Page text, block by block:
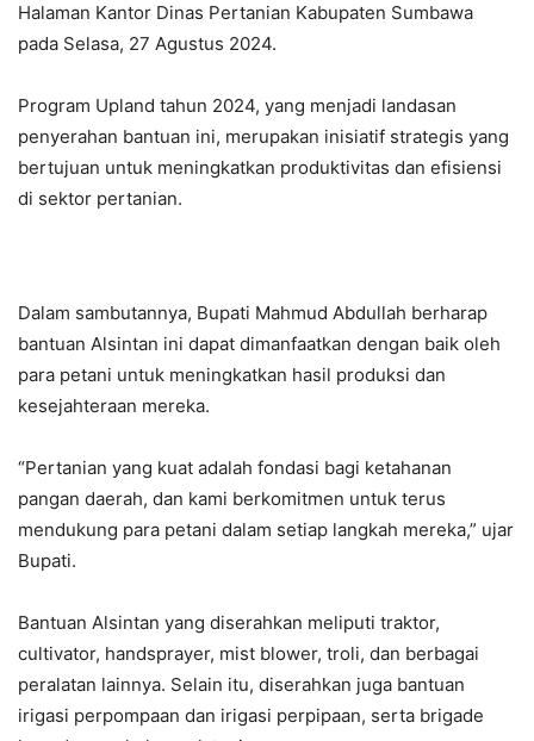
Halaman Kantor Dinas Pertanian Kabupaten Sumbawa
pada Selasa, 27 Agustus 2024.
Program Upland tahun 2024, yang menjadi landasan
penyerahan bantuan ini, merupakan inisiatif strategis yang
bertujuan untuk meningkatkan produktivitas dan efisiensi
di sektor pertanian.
Dalam sambutannya, Bupati Mahmud Abdullah berharap
bantuan Alsintan ini dapat dimanfaatkan dengan baik oleh
para petani untuk meningkatkan hasil produksi dan
kesejahteraan mereka.
“Pertanian yang kuat adalah fondasi bagi ketahanan
pangan daerah, dan kami berkomitmen untuk terus
mendukung para petani dalam setiap langkah mereka,” ujar
Bupati.
Bantuan Alsintan yang diserahkan meliputi traktor,
cultivator, handsprayer, mist blower, troli, dan berbagai
peralatan lainnya. Selain itu, diserahkan juga bantuan
irigasi perpompaan dan irigasi perpipaan, serta brigade